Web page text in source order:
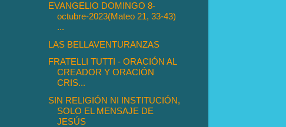
EVANGELIO DOMINGO 8-
octubre-2023(Mateo 21, 33-43)
...
LAS BELLAVENTURANZAS
FRATELLI TUTTI - ORACIÓN AL
CREADOR Y ORACIÓN
CRIS...
SIN RELIGIÓN NI INSTITUCIÓN,
SOLO EL MENSAJE DE
JESÚS